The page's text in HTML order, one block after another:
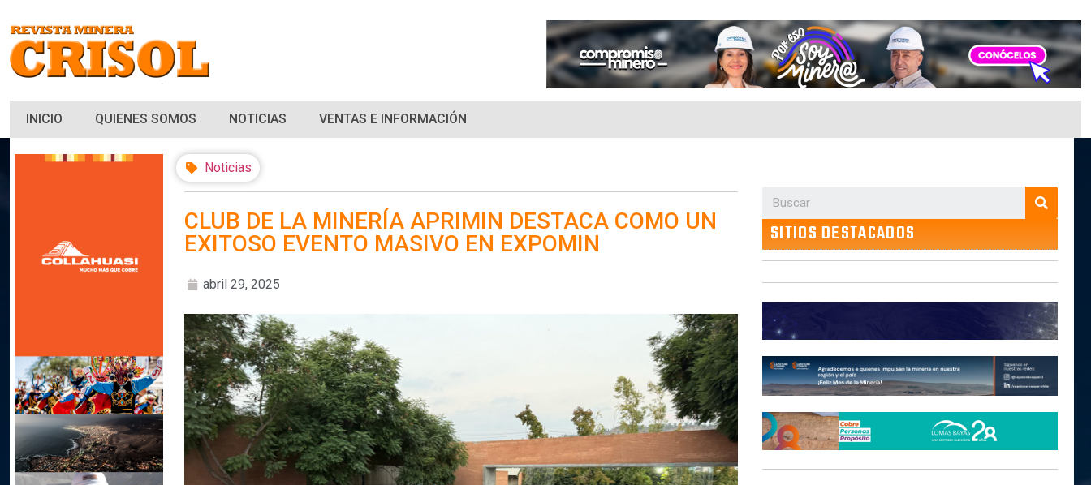
INICIO QUIENES SOMOS NOTICIAS VENTAS E INFORMACIÓN
Noticias
CLUB DE LA MINERÍA APRIMIN DESTACA COMO UN
EXITOSO EVENTO MASIVO EN EXPOMIN
abril 29, 2025
SITIOS DESTACADOS